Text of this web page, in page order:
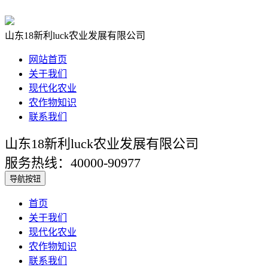
山东18新利luck农业发展有限公司
网站首页
关于我们
现代化农业
农作物知识
联系我们
山东18新利luck农业发展有限公司
服务热线：40000-90977
导航按钮
首页
关于我们
现代化农业
农作物知识
联系我们